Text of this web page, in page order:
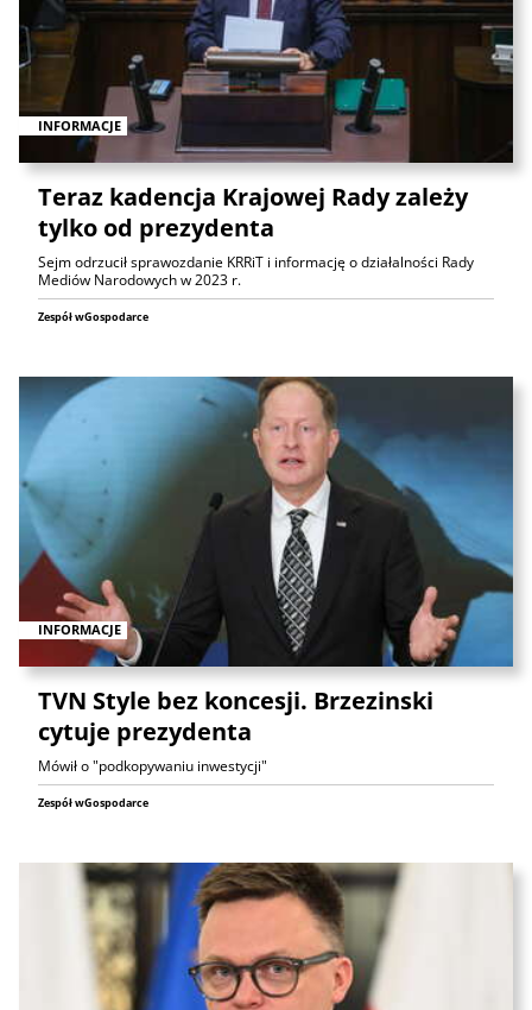
INFORMACJE
Teraz kadencja Krajowej Rady zależy
tylko od prezydenta
Sejm odrzucił sprawozdanie KRRiT i informację o działalności Rady
Mediów Narodowych w 2023 r.
Zespół wGospodarce
INFORMACJE
TVN Style bez koncesji. Brzezinski
cytuje prezydenta
Mówił o "podkopywaniu inwestycji"
Zespół wGospodarce